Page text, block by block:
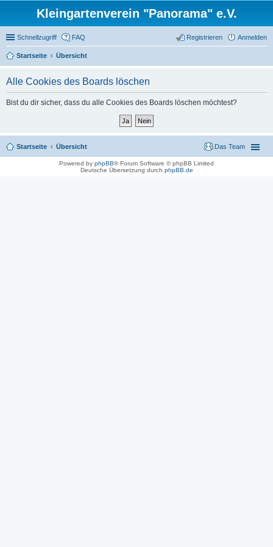
Kleingartenverein "Panorama" e.V.
Schnellzugriff FAQ Anmelden
Registrieren
Startseite Übersicht
Alle Cookies des Boards löschen
Bist du dir sicher, dass du alle Cookies des Boards löschen möchtest?
Startseite Übersicht Das Team
Powered by phpBB® Forum Software © phpBB Limited
Deutsche Übersetzung durch phpBB.de